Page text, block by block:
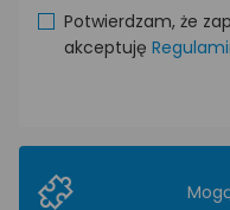
Potwierdzam, że
akceptuję